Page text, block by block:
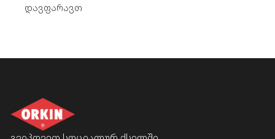
დავფარავთ